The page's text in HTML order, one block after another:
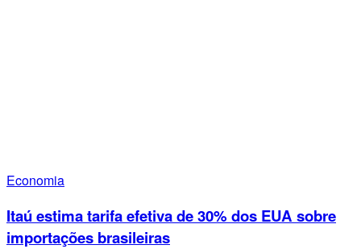
Economia
Itaú estima tarifa efetiva de 30% dos EUA sobre
importações brasileiras